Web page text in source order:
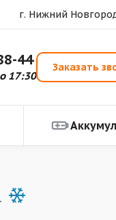
г. Нижний
44
17:30
Заказать